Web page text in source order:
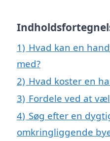
1) Hvad kan en
med?
2) Hvad koster en
3) Fordele ved at
4) Søg efter en
omkringliggende